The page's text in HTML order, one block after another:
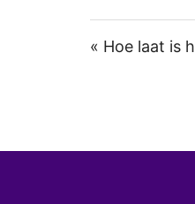
« Hoe laat is